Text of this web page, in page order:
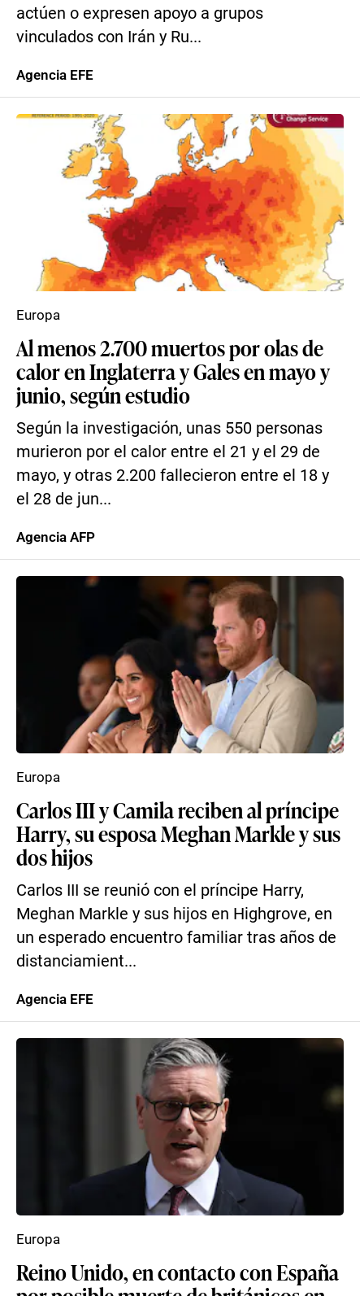
actúen o expresen apoyo a grupos
vinculados con Irán y Ru...
Agencia EFE
Al menos 2.700 muertos por olas de
calor en Inglaterra y Gales en mayo y
junio, según estudio
Según la investigación, unas 550 personas
murieron por el calor entre el 21 y el 29 de
mayo, y otras 2.200 fallecieron entre el 18 y
el 28 de jun...
Europa
Agencia AFP
Carlos III y Camila reciben al príncipe
Harry, su esposa Meghan Markle y sus
dos hijos
Carlos III se reunió con el príncipe Harry,
Meghan Markle y sus hijos en Highgrove, en
un esperado encuentro familiar tras años de
distanciamient...
Europa
Agencia EFE
Reino Unido, en contacto con España
Europa